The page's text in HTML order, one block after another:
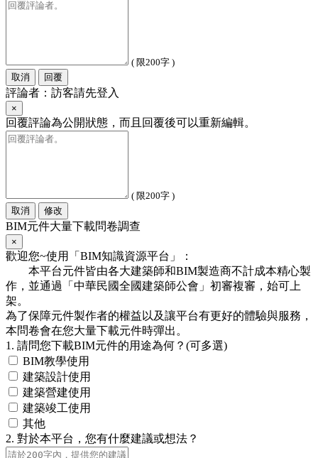
( 限200字 )
取消
回覆
評論者：訪客請先登入
×
回覆評論為公開狀態，而且回覆後可以重新編輯。
( 限200字 )
取消
修改
BIM元件大量下載問卷調查
×
歡迎您~使用「BIM知識資源平台」：
本平台元件皆由各大建築師和BIM製造商不計成本精心製
作，並通過「中華民國全國建築師公會」初審複審，始可上
架。
為了保障元件製作者的權益以及讓平台有更好的體驗與服務，
本問卷會在您大量下載元件時彈出。
1. 請問您下載BIM元件的用途為何？(可多選)
BIM教學使用
建築設計使用
建築營建使用
建築竣工使用
其他
2. 對於本平台，您有什麼建議或想法？